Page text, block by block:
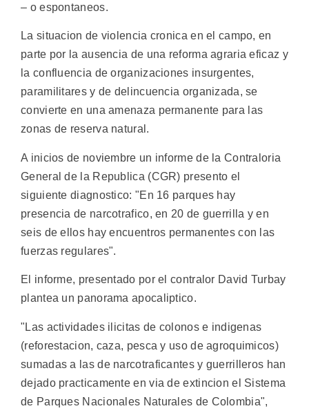
– o espontaneos.
La situacion de violencia cronica en el campo, en
parte por la ausencia de una reforma agraria eficaz y
la confluencia de organizaciones insurgentes,
paramilitares y de delincuencia organizada, se
convierte en una amenaza permanente para las
zonas de reserva natural.
A inicios de noviembre un informe de la Contraloria
General de la Republica (CGR) presento el
siguiente diagnostico: "En 16 parques hay
presencia de narcotrafico, en 20 de guerrilla y en
seis de ellos hay encuentros permanentes con las
fuerzas regulares".
El informe, presentado por el contralor David Turbay
plantea un panorama apocaliptico.
"Las actividades ilicitas de colonos e indigenas
(reforestacion, caza, pesca y uso de agroquimicos)
sumadas a las de narcotraficantes y guerrilleros han
dejado practicamente en via de extincion el Sistema
de Parques Nacionales Naturales de Colombia",